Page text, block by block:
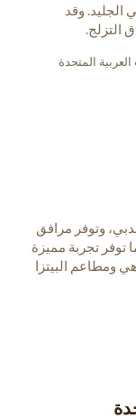
الجليد. وقد
التزلج.
المتحدة
وتوفر مرافق
توفر تجربة مميزة
ومطاعم البيتزا